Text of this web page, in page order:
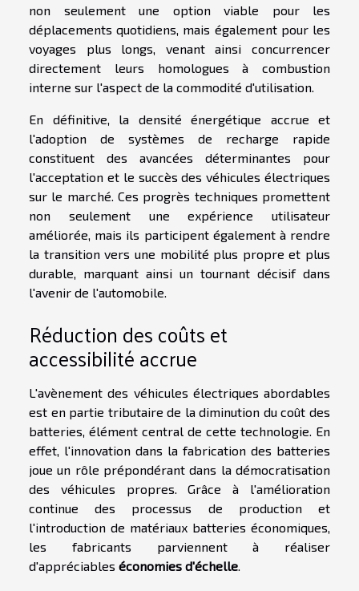
non seulement une option viable pour les
déplacements quotidiens, mais également pour les
voyages plus longs, venant ainsi concurrencer
directement leurs homologues à combustion
interne sur l'aspect de la commodité d'utilisation.
En définitive, la densité énergétique accrue et
l'adoption de systèmes de recharge rapide
constituent des avancées déterminantes pour
l'acceptation et le succès des véhicules électriques
sur le marché. Ces progrès techniques promettent
non seulement une expérience utilisateur
améliorée, mais ils participent également à rendre
la transition vers une mobilité plus propre et plus
durable, marquant ainsi un tournant décisif dans
l'avenir de l'automobile.
Réduction des coûts et
accessibilité accrue
L'avènement des véhicules électriques abordables
est en partie tributaire de la diminution du coût des
batteries, élément central de cette technologie. En
effet, l'innovation dans la fabrication des batteries
joue un rôle prépondérant dans la démocratisation
des véhicules propres. Grâce à l'amélioration
continue des processus de production et
l'introduction de matériaux batteries économiques,
les fabricants parviennent à réaliser
d'appréciables économies d'échelle.